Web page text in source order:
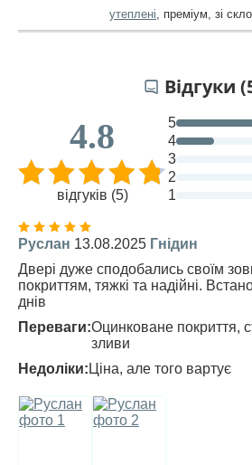
утеплені преміум зі
Відгуки
4.8
відгуків (5)
5
4
3
2
1
Руслан 13.08.2025 Гнідин
Двері дуже сподобались своїм
покриттям, тяжкі та надійні.
днів
Переваги:Оцинковане покриття,
зливи
Недоліки: Ціна, але того вартує